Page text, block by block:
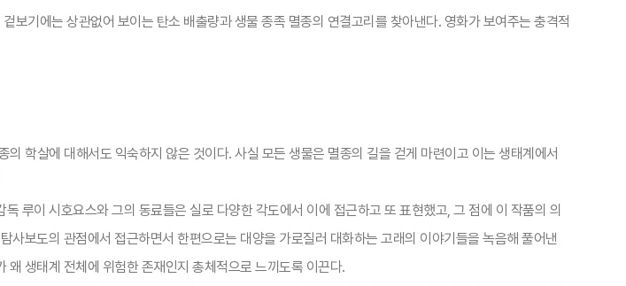
기에는 상관없어 보이는 탄소 배출량과 생물 종족 멸종의 연결고리를 찾아낸다. 영화가 보여주는 충격적
의 학살에 대해서도 익숙하지 않은 것이다. 사실 모든 생물은 멸종의 길을 걷게 마련이고 이는 생태계에서
루이 시호요스와 그의 동료들은 실로 다양한 각도에서 이에 접근하고 또 표현했고, 그 점에 이 작품의 의
보도의 관점에서 접근하면서 한편으로는 대양을 가로질러 대화하는 고래의 이야기들을 녹음해 풀어낸
생태계 전체에 위험한 존재인지 총체적으로 느끼도록 이끈다.